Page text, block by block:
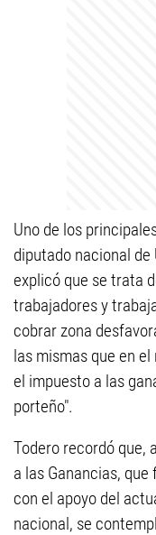
Uno de los
diputado nacional de
explicó que se trata
trabajadores y
cobrar zona
las mismas que en
el impuesto a las
porteño".
Todero recordó que,
a las Ganancias,
con el apoyo del
nacional, se